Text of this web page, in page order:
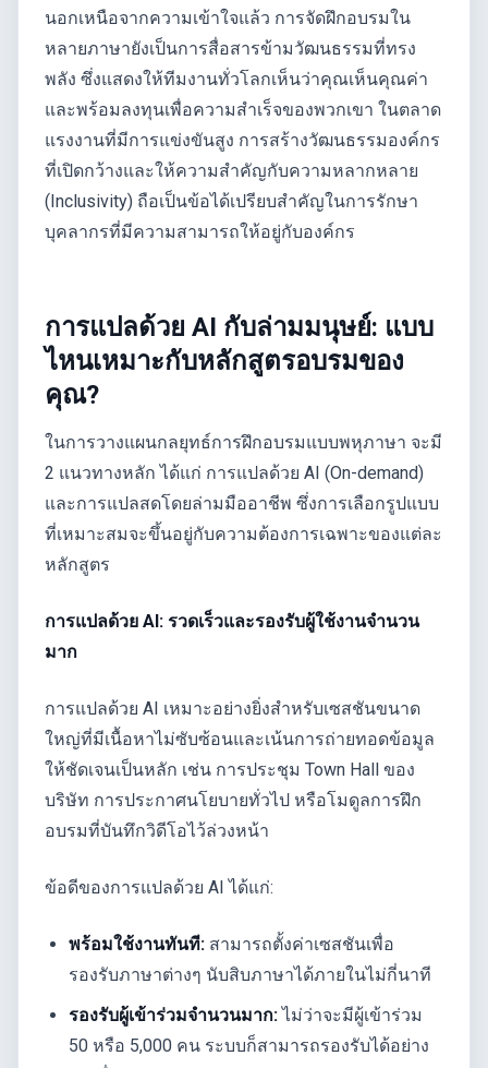
นอกเหนือจากความเข้าใจแล้ว การจัดฝึกอบรมใน
หลายภาษายังเป็นการสื่อสารข้ามวัฒนธรรมที่ทรง
พลัง ซึ่งแสดงให้ทีมงานทั่วโลกเห็นว่าคุณเห็นคุณค่า
และพร้อมลงทุนเพื่อความสำเร็จของพวกเขา ในตลาด
แรงงานที่มีการแข่งขันสูง การสร้างวัฒนธรรมองค์กร
ที่เปิดกว้างและให้ความสำคัญกับความหลากหลาย
(Inclusivity) ถือเป็นข้อได้เปรียบสำคัญในการรักษา
บุคลากรที่มีความสามารถให้อยู่กับองค์กร
การแปลด้วย AI กับล่ามมนุษย์: แบบ
ไหนเหมาะกับหลักสูตรอบรมของ
คุณ?
ในการวางแผนกลยุทธ์การฝึกอบรมแบบพหุภาษา จะมี
2 แนวทางหลัก ได้แก่ การแปลด้วย AI (On-demand)
และการแปลสดโดยล่ามมืออาชีพ ซึ่งการเลือกรูปแบบ
ที่เหมาะสมจะขึ้นอยู่กับความต้องการเฉพาะของแต่ละ
หลักสูตร
การแปลด้วย AI: รวดเร็วและรองรับผู้ใช้งานจำนวน
มาก
การแปลด้วย AI เหมาะอย่างยิ่งสำหรับเซสชันขนาด
ใหญ่ที่มีเนื้อหาไม่ซับซ้อนและเน้นการถ่ายทอดข้อมูล
ให้ชัดเจนเป็นหลัก เช่น การประชุม Town Hall ของ
บริษัท การประกาศนโยบายทั่วไป หรือโมดูลการฝึก
อบรมที่บันทึกวิดีโอไว้ล่วงหน้า
ข้อดีของการแปลด้วย AI ได้แก่:
พร้อมใช้งานทันที: สามารถตั้งค่าเซสชันเพื่อ
รองรับภาษาต่างๆ นับสิบภาษาได้ภายในไม่กี่นาที
รองรับผู้เข้าร่วมจำนวนมาก:ไม่ว่าจะมีผู้เข้าร่วม
50 หรือ 5,000 คน ระบบก็สามารถรองรับได้อย่าง